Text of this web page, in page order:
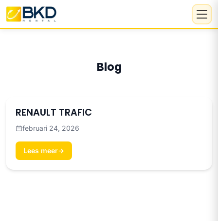
Blog
RENAULT TRAFIC
februari 24, 2026
Lees meer